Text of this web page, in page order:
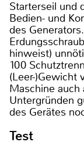
Starterseil und
Bedien- und
des
hinweist)
100
(Leer-)Gewicht
Maschine
Untergründen
des Gerätes
Test